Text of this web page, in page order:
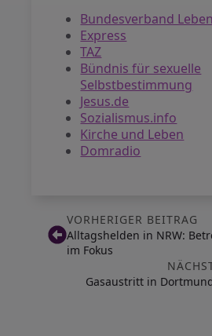
Bundesverband
Express
TAZ
Bündnis für sexuelle
Selbstbestimmung
Jesus.de
Sozialismus.info
Kirche und Leben
Domradio
VORHERIGER BEITRAG
Alltagshelden in NRW:
im Fokus
Gasaustritt in